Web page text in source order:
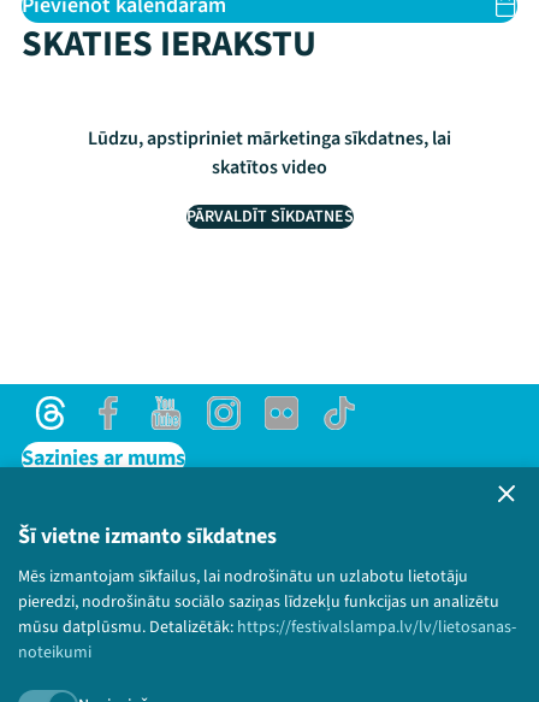
Šī vietne izmanto sīkdatnes
Mēs izmantojam sīkfailus, lai nodrošinātu un uzlabotu lietotāju
pieredzi, nodrošinātu sociālo saziņas līdzekļu funkcijas un analizētu
mūsu datplūsmu. Detalizētāk: https://festivalslampa.lv/lv/lietosanas-
noteikumi
SKATIES IERAKSTU
Lūdzu, apstipriniet mārketinga sīkdatnes, lai
skatītos video
PĀRVALDĪT SĪKDATNES
ThreadsFacebookYoutubeInstagram
Flick TikTok
Sazinies ar mums
Lietošanas noteikumi un sīkdatņu politika
Bērnu aizsardzības politika
© 2026 Sarunu festivāls LAMPA Visas tiesības
paturētas.